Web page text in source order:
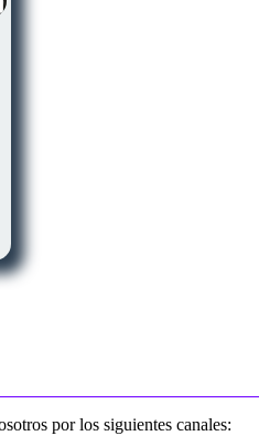
por los siguientes canales: